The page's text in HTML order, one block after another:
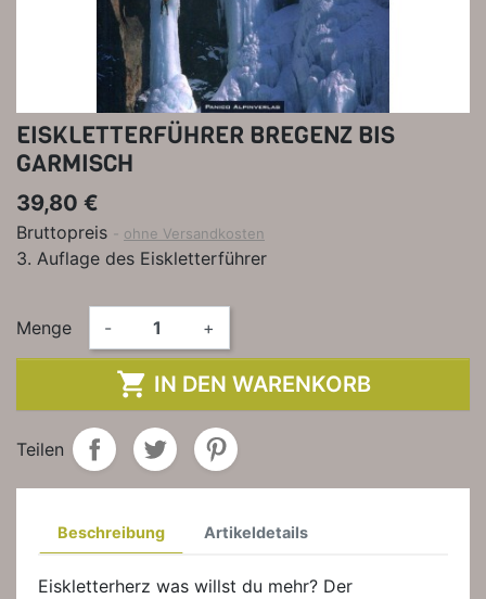
EISKLETTERFÜHRER BREGENZ BIS
GARMISCH
39,80 €
Bruttopreis ohne Versandkosten
3. Auflage des Eiskletterführer
Menge - +
 IN DEN WARENKORB
Teilen
Beschreibung Artikeldetails
Eiskletterherz was willst du mehr? Der